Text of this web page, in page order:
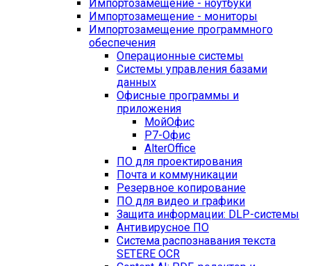
Импортозамещение - ноутбуки
Импортозамещение - мониторы
Импортозамещение программного
обеспечения
Операционные системы
Системы управления базами
данных
Офисные программы и
приложения
МойОфис
Р7-Офис
AlterOffice
ПО для проектирования
Почта и коммуникации
Резервное копирование
ПО для видео и графики
Защита информации: DLP-системы
Антивирусное ПО
Система распознавания текста
SETERE OCR